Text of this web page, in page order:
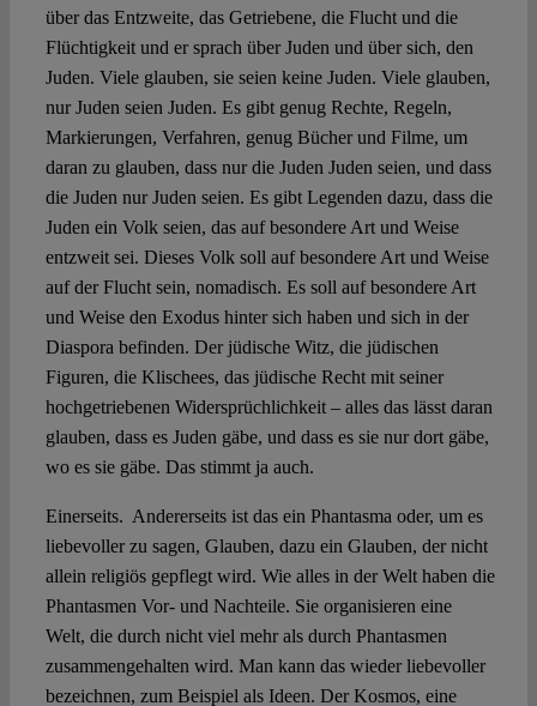
über das Entzweite, das Getriebene, die Flucht und die
Flüchtigkeit und er sprach über Juden und über sich, den
Juden. Viele glauben, sie seien keine Juden. Viele glauben,
nur Juden seien Juden. Es gibt genug Rechte, Regeln,
Markierungen, Verfahren, genug Bücher und Filme, um
daran zu glauben, dass nur die Juden Juden seien, und dass
die Juden nur Juden seien. Es gibt Legenden dazu, dass die
Juden ein Volk seien, das auf besondere Art und Weise
entzweit sei. Dieses Volk soll auf besondere Art und Weise
auf der Flucht sein, nomadisch. Es soll auf besondere Art
und Weise den Exodus hinter sich haben und sich in der
Diaspora befinden. Der jüdische Witz, die jüdischen
Figuren, die Klischees, das jüdische Recht mit seiner
hochgetriebenen Widersprüchlichkeit – alles das lässt daran
glauben, dass es Juden gäbe, und dass es sie nur dort gäbe,
wo es sie gäbe. Das stimmt ja auch.
Einerseits. Andererseits ist das ein Phantasma oder, um es
liebevoller zu sagen, Glauben, dazu ein Glauben, der nicht
allein religiös gepflegt wird. Wie alles in der Welt haben die
Phantasmen Vor- und Nachteile. Sie organisieren eine
Welt, die durch nicht viel mehr als durch Phantasmen
zusammengehalten wird. Man kann das wieder liebevoller
bezeichnen, zum Beispiel als Ideen. Der Kosmos, eine